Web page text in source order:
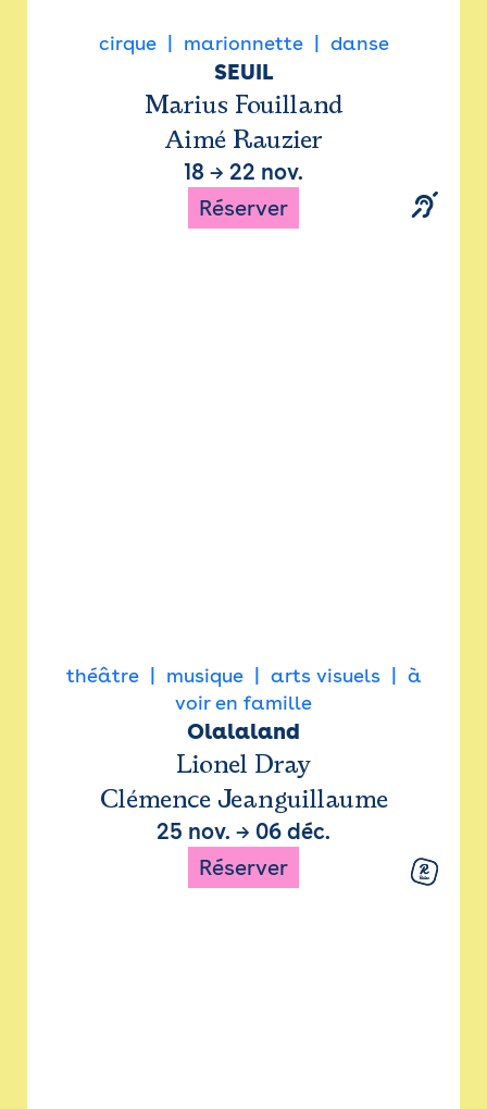
cirque marionnette danse
SEUIL
Marius Fouilland
Aimé Rauzier
18 → 22 nov.
Réserver
théâtre musique arts visuels
à
voir en famille
Olalaland
Lionel Dray
Clémence Jeanguillaume
25 nov. → 06 déc.
Réserver